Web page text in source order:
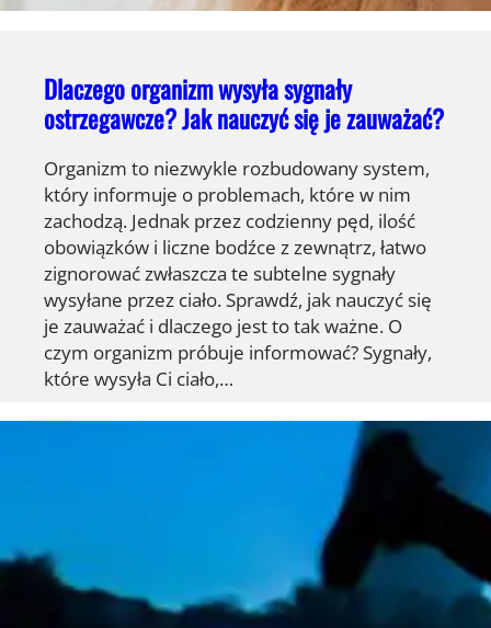
Dlaczego organizm wysyła sygnały
ostrzegawcze? Jak nauczyć się je zauważać?
Organizm to niezwykle rozbudowany system,
który informuje o problemach, które w nim
zachodzą. Jednak przez codzienny pęd, ilość
obowiązków i liczne bodźce z zewnątrz, łatwo
zignorować zwłaszcza te subtelne sygnały
wysyłane przez ciało. Sprawdź, jak nauczyć się
je zauważać i dlaczego jest to tak ważne. O
czym organizm próbuje informować? Sygnały,
które wysyła Ci ciało,…